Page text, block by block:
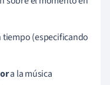
tiempo (especificando
a la música